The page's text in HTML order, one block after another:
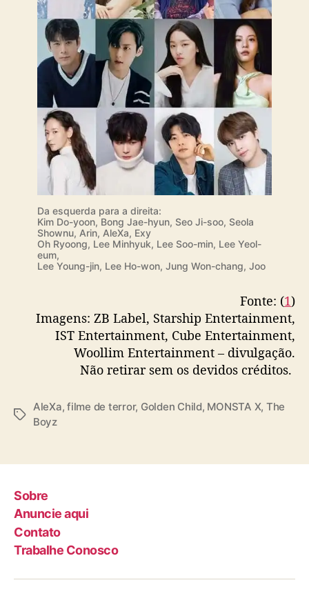
e
m
r
i
l
Da esquerda para a direita:
Kim Do-yoon, Bong Jae-hyun, Seo Ji-soo, Seola
Shownu, Arin, AleXa, Exy
Oh Ryoong, Lee Minhyuk, Lee Soo-min, Lee Yeol-
eum,
Lee Young-jin, Lee Ho-won, Jung Won-chang, Joo
Fonte: (1)
Imagens: ZB Label, Starship Entertainment,
IST Entertainment, Cube Entertainment,
Woollim Entertainment – divulgação.
Não retirar sem os devidos créditos.
T
AleXa,filme de terror, Golden Child, MONSTA X, The
Boyz
Sobre
Anuncie aqui
Contato
Trabalhe Conosco